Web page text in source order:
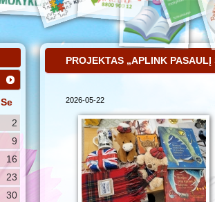
Se
2
9
16
23
30
PROJEKTAS „APLINK PASAULĮ
2026-05-22